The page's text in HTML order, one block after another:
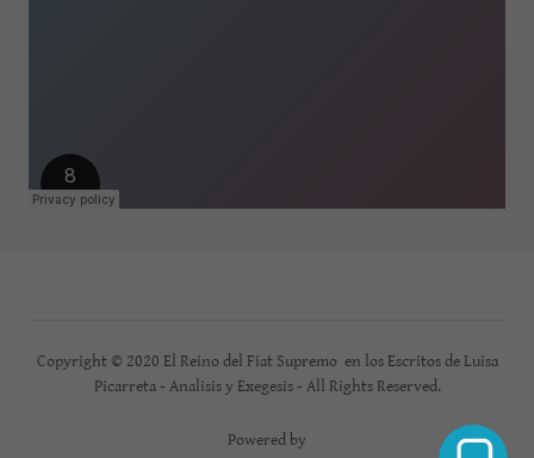
Copyright © 2020 El Reino del Fiat Supremo en los Escritos de Luisa
Picarreta - Analisis y Exegesis - All Rights Reserved.
Powered by